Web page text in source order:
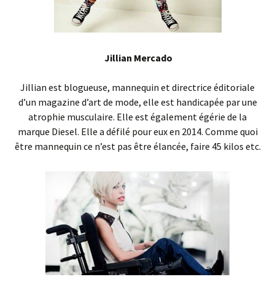
Jillian Mercado
Jillian est blogueuse, mannequin et directrice éditoriale
d’un magazine d’art de mode, elle est handicapée par une
atrophie musculaire. Elle est également égérie de la
marque Diesel. Elle a défilé pour eux en 2014. Comme quoi
être mannequin ce n’est pas être élancée, faire 45 kilos etc.